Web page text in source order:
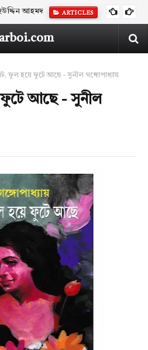
আহমদ ARTICLES
ফুল হয়ে ফুটে আছে - সুনীল গঙ্গোপাধ্যায়
ফুটে আছে - সুনীল